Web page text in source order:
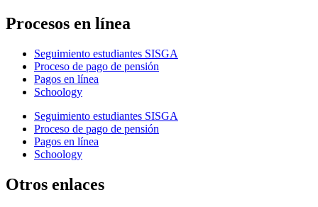
Procesos en línea
Seguimiento estudiantes SISGA
Proceso de pago de pensión
Pagos en línea
Schoology
Seguimiento estudiantes SISGA
Proceso de pago de pensión
Pagos en línea
Schoology
Otros enlaces